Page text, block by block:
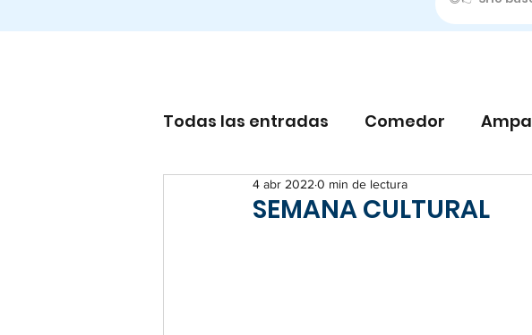
Todas las entradas Comedor Ampa
SEMANA CULTURAL
4 abr 2022 0 min de lectura